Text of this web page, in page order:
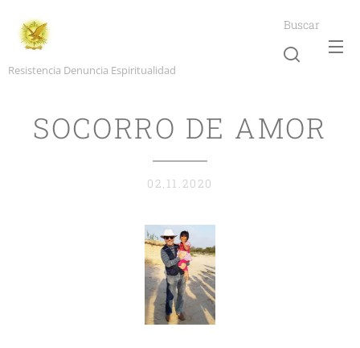
Resistencia Denuncia Espiritualidad
Buscar
SOCORRO DE AMOR
02.11.2020